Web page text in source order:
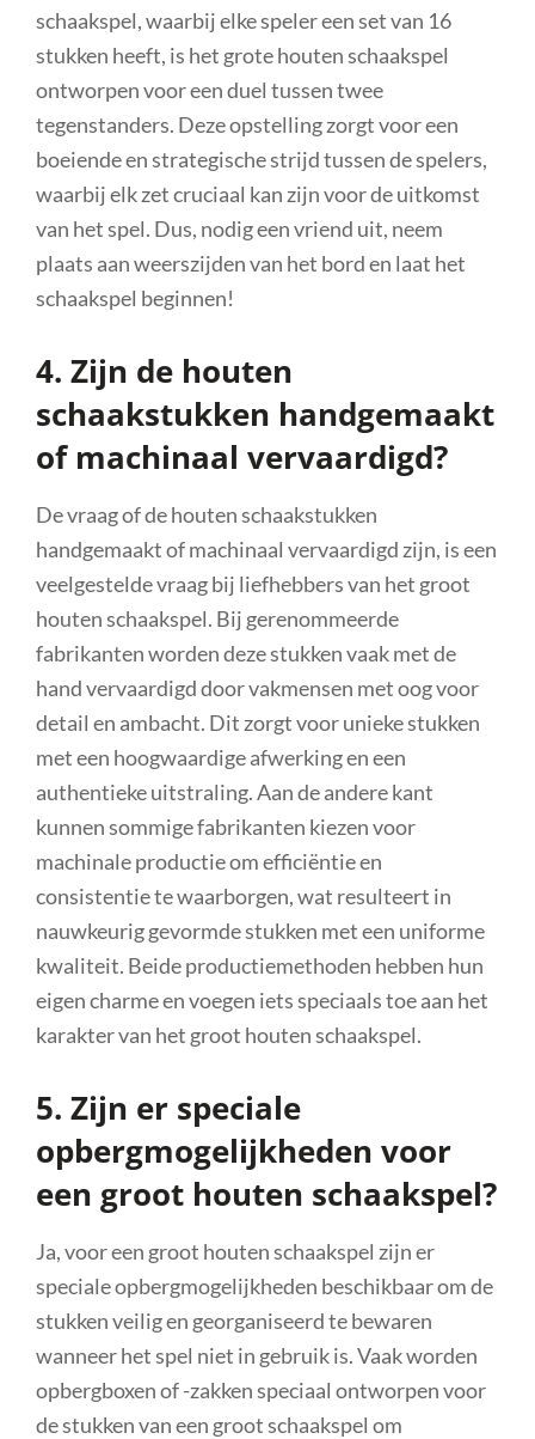
schaakspel, waarbij elke speler een set van 16
stukken heeft, is het grote houten schaakspel
ontworpen voor een duel tussen twee
tegenstanders. Deze opstelling zorgt voor een
boeiende en strategische strijd tussen de spelers,
waarbij elk zet cruciaal kan zijn voor de uitkomst
van het spel. Dus, nodig een vriend uit, neem
plaats aan weerszijden van het bord en laat het
schaakspel beginnen!
4. Zijn de houten
schaakstukken handgemaakt
of machinaal vervaardigd?
De vraag of de houten schaakstukken
handgemaakt of machinaal vervaardigd zijn, is een
veelgestelde vraag bij liefhebbers van het groot
houten schaakspel. Bij gerenommeerde
fabrikanten worden deze stukken vaak met de
hand vervaardigd door vakmensen met oog voor
detail en ambacht. Dit zorgt voor unieke stukken
met een hoogwaardige afwerking en een
authentieke uitstraling. Aan de andere kant
kunnen sommige fabrikanten kiezen voor
machinale productie om efficiëntie en
consistentie te waarborgen, wat resulteert in
nauwkeurig gevormde stukken met een uniforme
kwaliteit. Beide productiemethoden hebben hun
eigen charme en voegen iets speciaals toe aan het
karakter van het groot houten schaakspel.
5. Zijn er speciale
opbergmogelijkheden voor
een groot houten schaakspel?
Ja, voor een groot houten schaakspel zijn er
speciale opbergmogelijkheden beschikbaar om de
stukken veilig en georganiseerd te bewaren
wanneer het spel niet in gebruik is. Vaak worden
opbergboxen of -zakken speciaal ontworpen voor
de stukken van een groot schaakspel om